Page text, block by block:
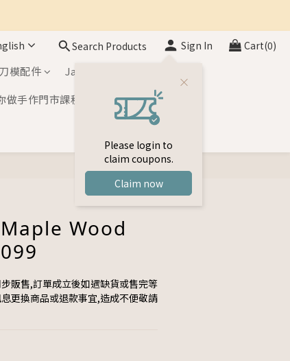
Search Products Sign In
Please login to
claim coupons.
Claim now
Cart(0)
模配件
Japan Inks
做手作門市課程
Wood
販售,訂單成立後如遇缺貨或售完等
更換商品或退款事宜,造成不便敬請
BUY NOW